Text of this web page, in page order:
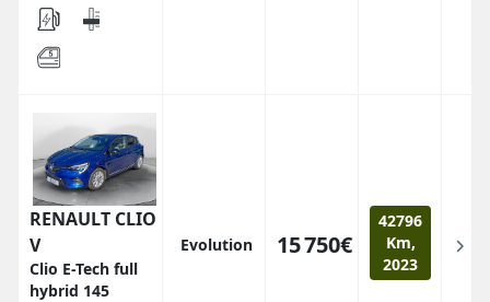
RENAULT CLIO
V
Clio E-Tech full
hybrid 145
Evolution 15 750€
42796
Km,
2023